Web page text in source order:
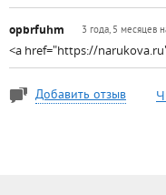
opbrfuhm 3 года, 5 месяцев
<a href="https://
Добавить отзыв